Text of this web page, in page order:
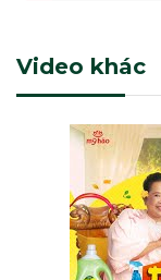
Video khác